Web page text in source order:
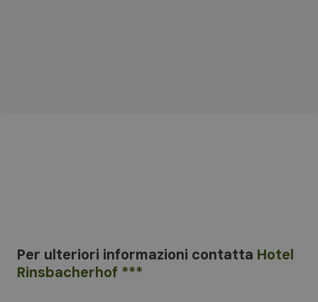
Per ulteriori informazioni contatta Hotel
Rinsbacherhof ***